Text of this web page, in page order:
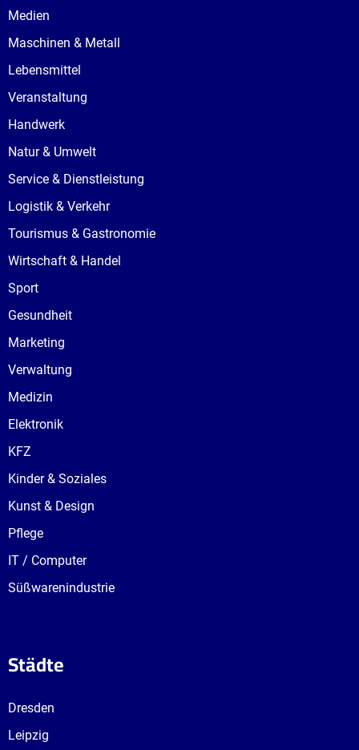
Medien
Maschinen & Metall
Lebensmittel
Veranstaltung
Handwerk
Natur & Umwelt
Service & Dienstleistung
Logistik & Verkehr
Tourismus & Gastronomie
Wirtschaft & Handel
Sport
Gesundheit
Marketing
Verwaltung
Medizin
Elektronik
KFZ
Kinder & Soziales
Kunst & Design
Pflege
IT / Computer
Süßwarenindustrie
Städte
Dresden
Leipzig